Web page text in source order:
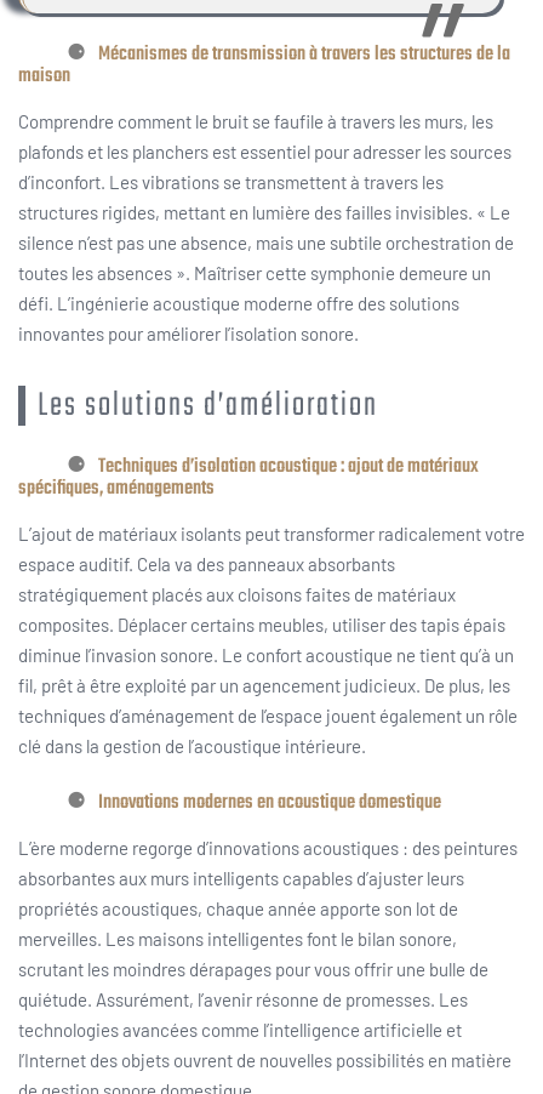
Mécanismes de transmission à travers les structures de la
maison
Comprendre comment le bruit se faufile à travers les murs, les
plafonds et les planchers est essentiel pour adresser les sources
d’inconfort. Les vibrations se transmettent à travers les
structures rigides, mettant en lumière des failles invisibles. « Le
silence n’est pas une absence, mais une subtile orchestration de
toutes les absences ». Maîtriser cette symphonie demeure un
défi. L’ingénierie acoustique moderne offre des solutions
innovantes pour améliorer l’isolation sonore.
Les solutions d’amélioration
Techniques d’isolation acoustique : ajout de matériaux
spécifiques, aménagements
L’ajout de matériaux isolants peut transformer radicalement votre
espace auditif. Cela va des panneaux absorbants
stratégiquement placés aux cloisons faites de matériaux
composites. Déplacer certains meubles, utiliser des tapis épais
diminue l’invasion sonore. Le confort acoustique ne tient qu’à un
fil, prêt à être exploité par un agencement judicieux. De plus, les
techniques d’aménagement de l’espace jouent également un rôle
clé dans la gestion de l’acoustique intérieure.
Innovations modernes en acoustique domestique
L’ère moderne regorge d’innovations acoustiques : des peintures
absorbantes aux murs intelligents capables d’ajuster leurs
propriétés acoustiques, chaque année apporte son lot de
merveilles. Les maisons intelligentes font le bilan sonore,
scrutant les moindres dérapages pour vous offrir une bulle de
quiétude. Assurément, l’avenir résonne de promesses. Les
technologies avancées comme l’intelligence artificielle et
l’Internet des objets ouvrent de nouvelles possibilités en matière